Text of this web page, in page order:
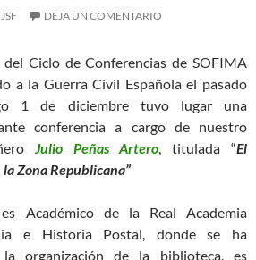
JSF DEJA UN COMENTARIO
Ciclo de Conferencias de SOFIMA
a la Guerra Civil Española el pasado
1 de diciembre tuvo lugar una
conferencia a cargo de nuestro
Julio Peñas Artero, titulada “El
Zona Republicana”
Académico de la Real Academia
e Historia Postal, donde se ha
la organización de la biblioteca, es